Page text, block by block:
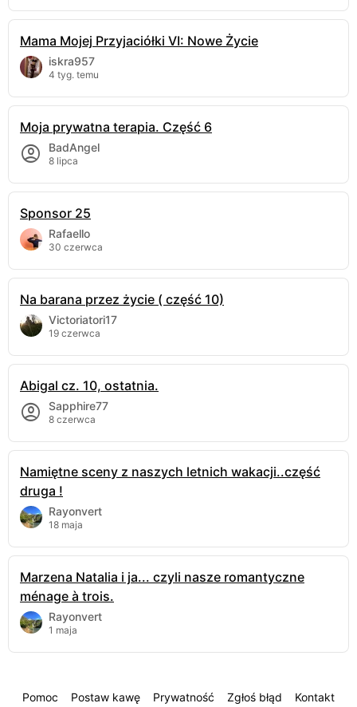
Mama Mojej Przyjaciółki VI: Nowe Życie
iskra957
4 tyg. temu
Moja prywatna terapia. Część 6
BadAngel
8 lipca
Sponsor 25
Rafaello
30 czerwca
Na barana przez życie ( część 10)
Victoriatori17
19 czerwca
Abigal cz. 10, ostatnia.
Sapphire77
8 czerwca
Namiętne sceny z naszych letnich wakacji..część
druga !
Rayonvert
18 maja
Marzena Natalia i ja... czyli nasze romantyczne
ménage à trois.
Rayonvert
1 maja
Pomoc Postaw kawę Prywatność Zgłoś błąd Kontakt